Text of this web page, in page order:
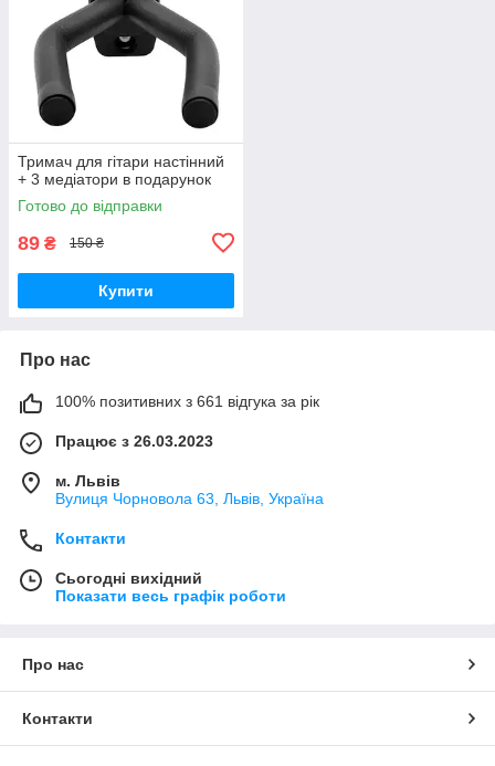
Тримач для гітари настінний
+ 3 медіатори в подарунок
Готово до відправки
89 ₴ 150 ₴
Купити
Про нас
100% позитивних з 661 відгука за рік
Працює з 26.03.2023
м. Львів
Вулиця Чорновола 63, Львів, Україна
Контакти
Сьогодні вихідний
Показати весь графік роботи
Про нас
Контакти